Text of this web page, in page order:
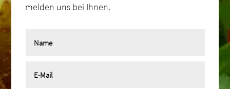
melden uns bei Ihnen.